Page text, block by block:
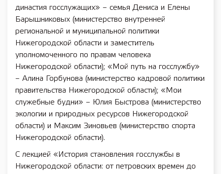
династия госслужащих» – семья Дениса и Елены
Барышниковых (министерство внутренней
региональной и муниципальной политики
Нижегородской области и заместитель
уполномоченного по правам человека
Нижегородской области); «Мой путь на госслужбу»
– Алина Горбунова (министерство кадровой политики
правительства Нижегородской области); «Мои
служебные будни» – Юлия Быстрова (министерство
экологии и природных ресурсов Нижегородской
области) и Максим Зиновьев (министерство спорта
Нижегородской области).
С лекцией «История становления госслужбы в
Нижегородской области: от петровских времен до